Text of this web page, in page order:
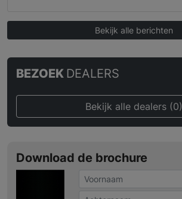
Bekijk alle berichten
BEZOEK DEALERS
Bekijk alle dealers (0)
Download de brochure